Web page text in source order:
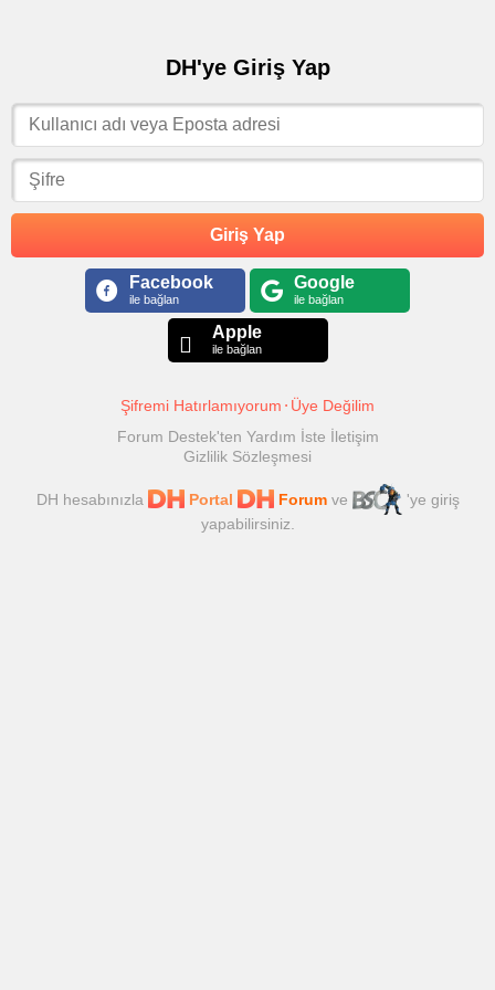
DH'ye Giriş Yap
Giriş Yap
Facebook
ile bağlan
Google
ile bağlan
Apple
ile bağlan
Şifremi Hatırlamıyorum
Üye Değilim
Forum Destek'ten Yardım İste İletişim
Gizlilik Sözleşmesi
DH hesabınızla Portal Forumve
'ye giriş
yapabilirsiniz.